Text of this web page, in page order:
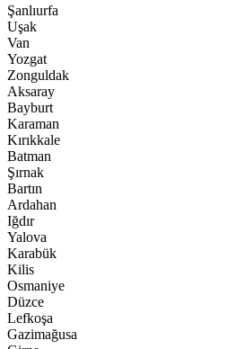
Şanlıurfa
Uşak
Van
Yozgat
Zonguldak
Aksaray
Bayburt
Karaman
Kırıkkale
Batman
Şırnak
Bartın
Ardahan
Iğdır
Yalova
Karabük
Kilis
Osmaniye
Düzce
Lefkoşa
Gazimağusa